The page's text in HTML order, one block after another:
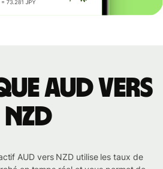
AUD vers
NZD
AUD vers NZD utilise les taux de